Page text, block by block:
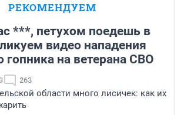
РЕКОМЕНДУЕМ
***, петухом поедешь в
видео нападения
гопника на ветерана СВО
263
области много лисичек: как их